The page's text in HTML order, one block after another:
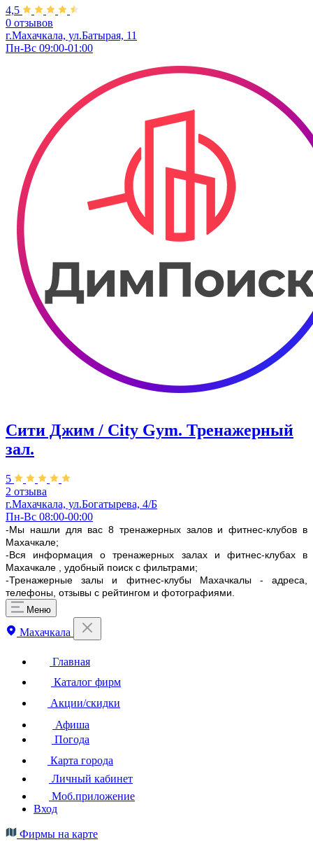
4,5
0 отзывов
г.Махачкала, ул.Батырая, 11
Пн-Вс 09:00-01:00
Сити Джим / City Gym. Тренажерный
зал.
5
2 отзыва
г.Махачкала, ул.Богатырева, 4/Б
Пн-Вс 08:00-00:00
-Мы нашли для вас 8 тренажерных залов и фитнес-клубов в
Махачкале;
-Вся информация о тренажерных залах и фитнес-клубах в
Махачкале , удобный поиск с фильтрами;
-Тренажерные залы и фитнес-клубы Махачкалы - адреса,
телефоны, отзывы с рейтингом и фотографиями.
Меню
Махачкала
Главная
Каталог фирм
Акции/скидки
Афиша
Погода
Карта города
Личный кабинет
Моб.приложение
Вход
Фирмы на карте